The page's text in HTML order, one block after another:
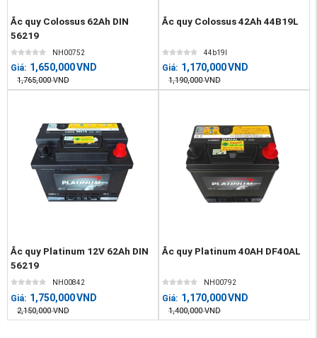
Ắc quy Colossus 62Ah DIN
56219
NH00752
Giá: 1,650,000VND
1,765,000 VND
Ắc quy Colossus 42Ah 44B19L
44b19l
Giá: 1,170,000VND
1,190,000 VND
Ắc quy Platinum 12V 62Ah DIN
56219
NH00842
Giá: 1,750,000VND
2,150,000 VND
Ắc quy Platinum 40AH DF40AL
NH00792
Giá: 1,170,000VND
1,400,000 VND